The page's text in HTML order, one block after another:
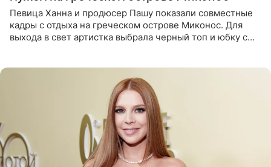
Певица Ханна и продюсер Пашу показали совместные
кадры с отдыха на греческом острове Миконос. Для
выхода в свет артистка выбрала черный топ и юбку с